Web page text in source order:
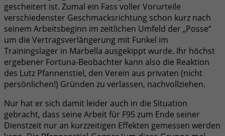
gescheitert ist. Zumal ein Fass voller Vorurteile
verschiedenster Geschmacksrichtung schon kurz nach
seinem Arbeitsbeginn im zeitlichen Umfeld der „Posse“
um die Vertragsverlängerung mit Funkel im
Trainingslager in Marbella ausgekippt wurde. Ihr höchst
ergebener Fortuna-Beobachter kann also die Reaktion
des Lutz Pfannenstiel, den Verein aus privaten (nicht
persönlichen!) Gründen zu verlassen, nachvollziehen.
Nur hat er sich damit leider auch in die Situation
gebracht, dass seine Arbeit für F95 zum Ende seiner
Dienstzeit nur an kurzzeitigen Effekten gemessen werden